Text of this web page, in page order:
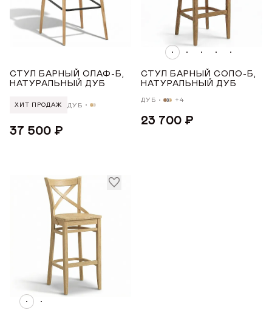
ДИЗАЙНЕРАМ
СОТРУДНИЧЕСТВО
ДИЛЕРАМ
КОНТАКТЫ
О ФАБРИКЕ
История
Награды
Youtube Telegram
ПОДЛОКОТНИКИ
МАТЕРИАЛ
Дуб
УРОВЕНЬ МЯГКОСТИ
Жесткий
Средний
СТРАНА ПРОИЗВОДСТВА
СТУЛ БАРНЫЙ ОЛАФ-Б,
НАТУРАЛЬНЫЙ ДУБ
ХИТ ПРОДАЖ ДУБ
37 500 ₽
СТУЛ БАРНЫЙ СОЛО-Б,
НАТУРАЛЬНЫЙ ДУБ
ДУБ +4
23 700 ₽